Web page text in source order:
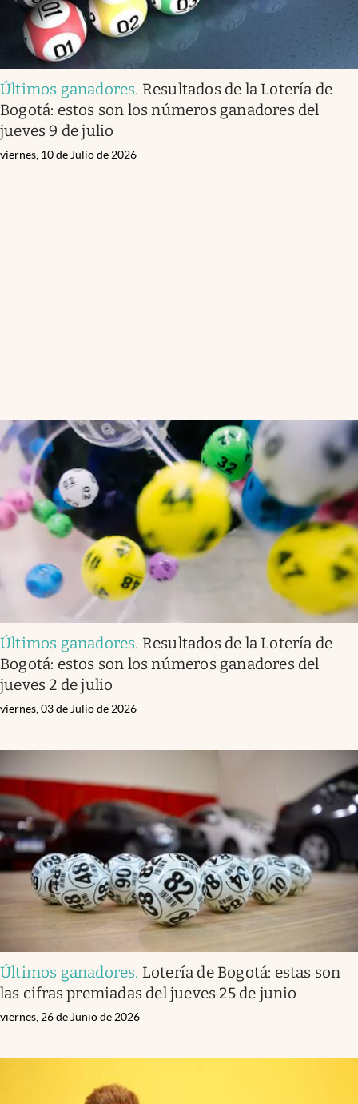
Últimos ganadores. Resultados de la Lotería de
Bogotá: estos son los números ganadores del
jueves 9 de julio
viernes, 10 de Julio de 2026
Últimos ganadores. Resultados de la Lotería de
Bogotá: estos son los números ganadores del
jueves 2 de julio
viernes, 03 de Julio de 2026
Últimos ganadores. Lotería de Bogotá: estas son
las cifras premiadas del jueves 25 de junio
viernes, 26 de Junio de 2026